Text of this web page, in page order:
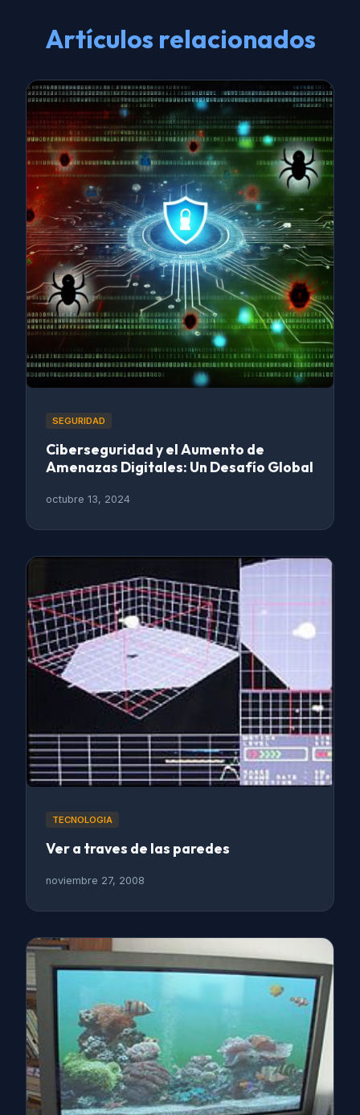
Artículos relacionados
SEGURIDAD
Ciberseguridad y el Aumento de
Amenazas Digitales: Un Desafío Global
octubre 13, 2024
TECNOLOGIA
Ver a traves de las paredes
noviembre 27, 2008